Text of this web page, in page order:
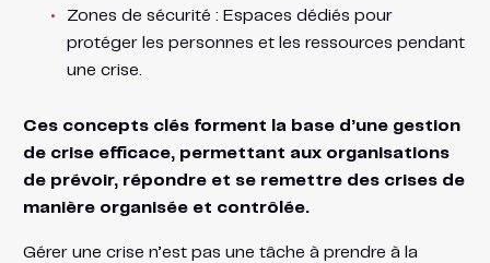
Zones de sécurité : Espaces dédiés pour
protéger les personnes et les ressources pendant
une crise.
Ces concepts clés forment la base d’une gestion
de crise efficace, permettant aux organisations
de prévoir, répondre et se remettre des crises de
manière organisée et contrôlée.
Gérer une crise n’est pas une tâche à prendre à la